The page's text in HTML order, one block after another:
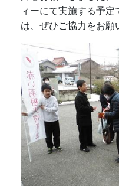
ィーにて実施する予
は、ぜひご協力をお願